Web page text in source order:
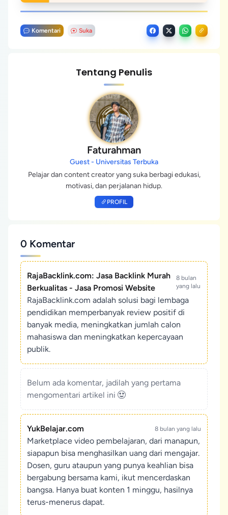
Komentari Suka
Tentang Penulis
Faturahman
Guest - Universitas Terbuka
Pelajar dan content creator yang suka berbagi edukasi,
motivasi, dan perjalanan hidup.
PROFIL
0 Komentar
RajaBacklink.com: Jasa Backlink Murah
Berkualitas - Jasa Promosi Website
8 bulan
yang lalu
RajaBacklink.com adalah solusi bagi lembaga
pendidikan memperbanyak review positif di
banyak media, meningkatkan jumlah calon
mahasiswa dan meningkatkan kepercayaan
publik.
Belum ada komentar, jadilah yang pertama
mengomentari artikel ini
YukBelajar.com 8 bulan yang lalu
Marketplace video pembelajaran, dari manapun,
siapapun bisa menghasilkan uang dari mengajar.
Dosen, guru ataupun yang punya keahlian bisa
bergabung bersama kami, ikut mencerdaskan
bangsa. Hanya buat konten 1 minggu, hasilnya
terus-menerus dapat.